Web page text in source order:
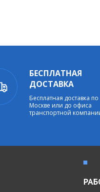
БЕСПЛАТНАЯ
ДОСТАВКА
Бесплатная доставка по
Москве или до офиса
транспортной